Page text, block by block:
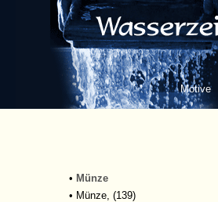
Motive
• Kaiserschreiben VI
•Kaiserschreiben VI 46
•Kaiserschreiben VI 78
•Kaiserschreiben VII
•Maigericht Langen
•Majorwährschaften
•Majorwähschaften
• Münze
• Münze, (139)